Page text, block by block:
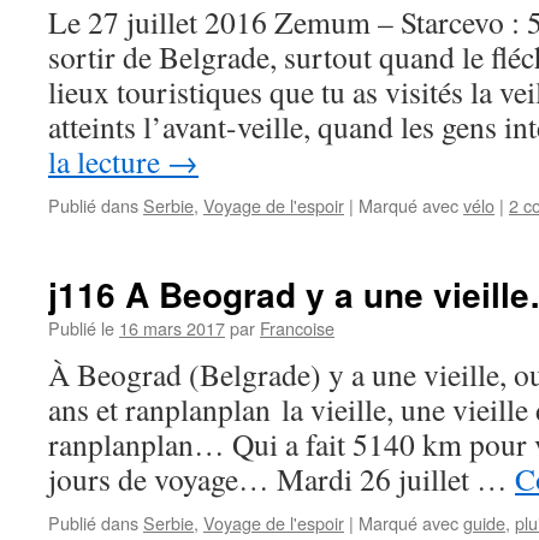
Le 27 juillet 2016 Zemum – Starcevo :
sortir de Belgrade, surtout quand le
lieux touristiques que tu as visités la
atteints l’avant-veille, quand les gens
la lecture →
Publié dans Serbie, Voyage de l'espoir | Marqué avecvélo | 2
j116 A Beograd y a une
Publié le 16 mars 2017par Francoise
À Beograd (Belgrade) y a une vieille,
ans et ranplanplan la vieille, une vieille
ranplanplan… Qui a fait 5140 km pour
jours de voyage… Mardi 26 juillet …
Publié dans Serbie, Voyage de l'espoir | Marqué avecguide,